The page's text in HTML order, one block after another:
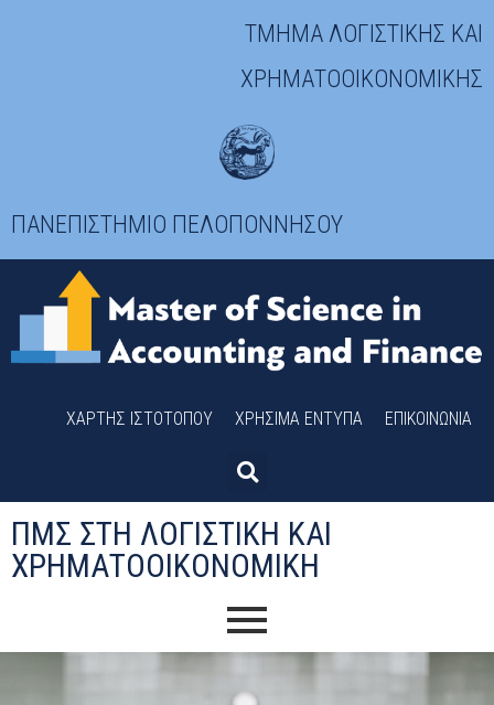
ΤΜΗΜΑ ΛΟΓΙΣΤΙΚΗΣ ΚΑΙ
ΧΡΗΜΑΤΟΟΙΚΟΝΟΜΙΚΗΣ
ΠΑΝΕΠΙΣΤΗΜΙΟ ΠΕΛΟΠΟΝΝΗΣΟΥ
ΧΆΡΤΗΣ ΙΣΤΟΤΌΠΟΥ ΧΡΉΣΙΜΑ ΈΝΤΥΠΑ ΕΠΙΚΟΙΝΩΝΊΑ
ΠΜΣ ΣΤΗ ΛΟΓΙΣΤΙΚΉ ΚΑΙ
ΧΡΗΜΑΤΟΟΙΚΟΝΟΜΙΚΉ